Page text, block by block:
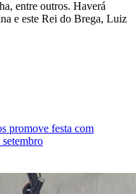
entre outros. Haverá
e este Rei do Brega, Luiz
promove festa com